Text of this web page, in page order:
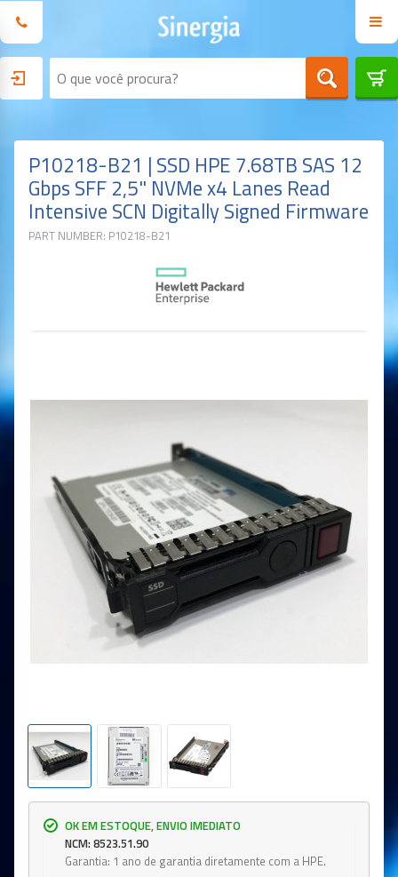
P10218-B21 | SSD HPE 7.68TB SAS 12
Gbps SFF 2,5" NVMe x4 Lanes Read
Intensive SCN Digitally Signed Firmware
PART NUMBER: P10218-B21
OK EM ESTOQUE, ENVIO IMEDIATO
NCM: 8523.51.90
Garantia: 1 ano de garantia diretamente com a HPE.